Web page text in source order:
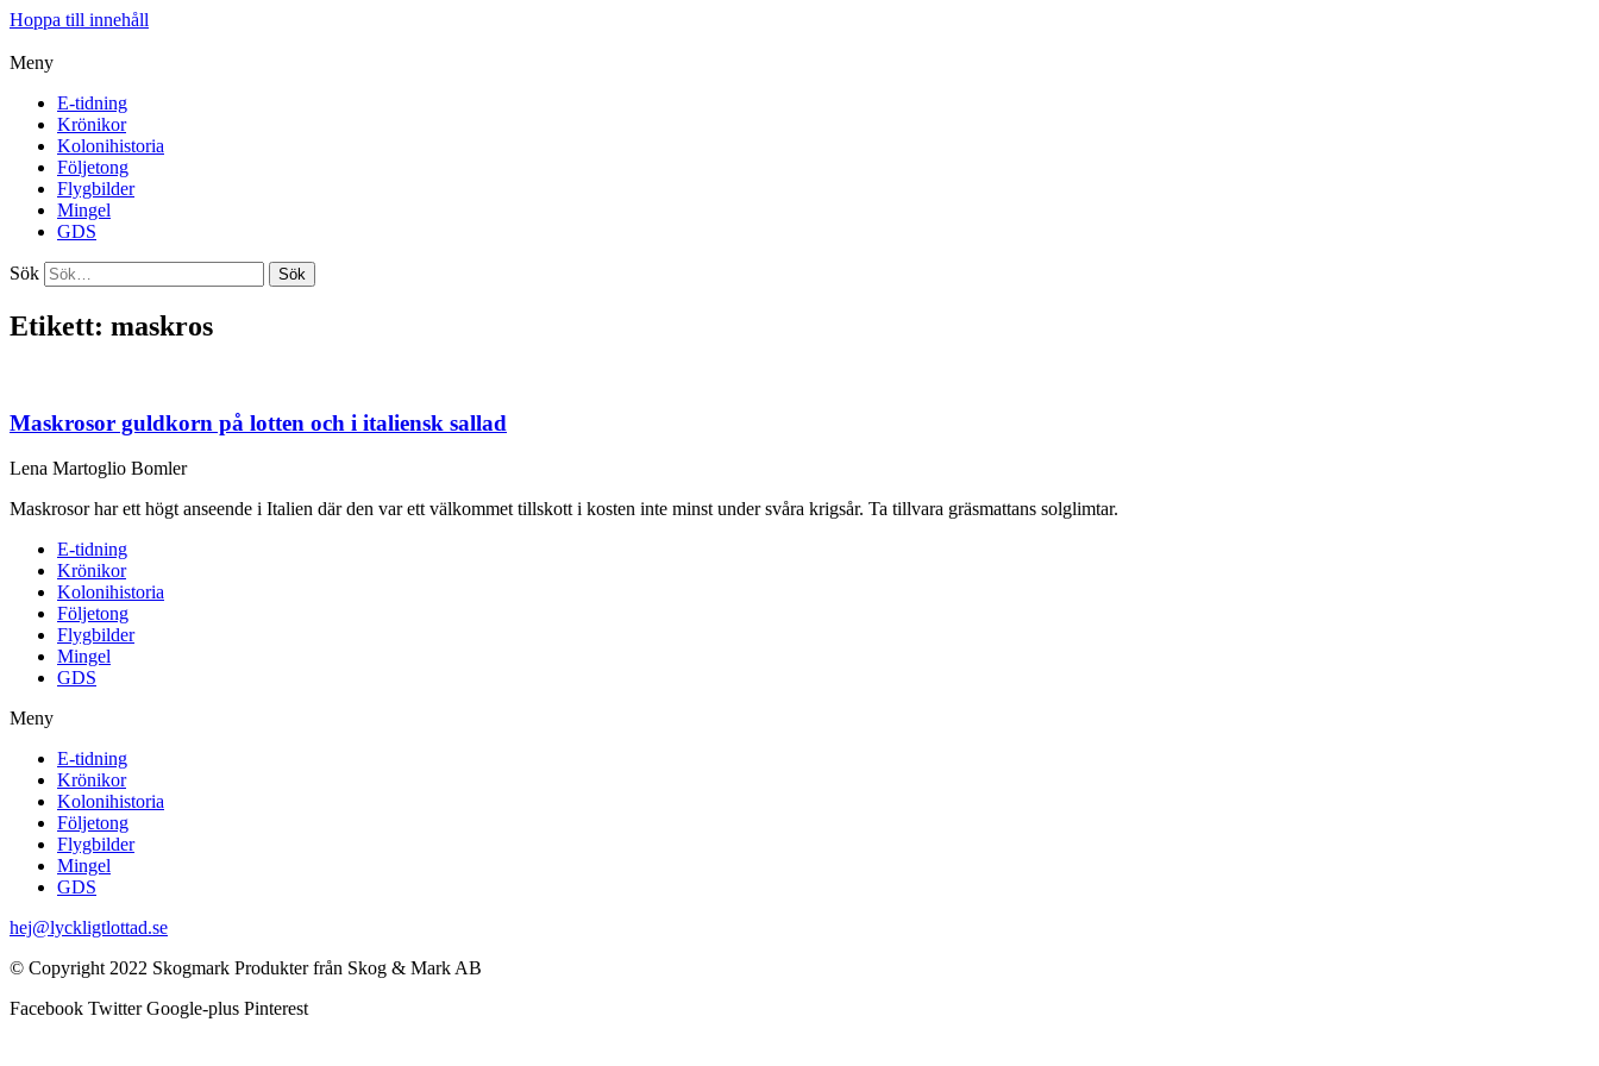
Hoppa till innehåll
Meny
E-tidning
Krönikor
Kolonihistoria
Följetong
Flygbilder
Mingel
GDS
Sök Sök
Etikett: maskros
Maskrosor guldkorn på lotten och i italiensk sallad
Lena Martoglio Bomler
Maskrosor har ett högt anseende i Italien där den var ett välkommet tillskott i kosten inte minst under svåra krigsår. Ta tillvara gräsmattans solglimtar.
E-tidning
Krönikor
Kolonihistoria
Följetong
Flygbilder
Mingel
GDS
Meny
E-tidning
Krönikor
Kolonihistoria
Följetong
Flygbilder
Mingel
GDS
hej@lyckligtlottad.se
© Copyright 2022 Skogmark Produkter från Skog & Mark AB
Facebook Twitter Google-plus Pinterest